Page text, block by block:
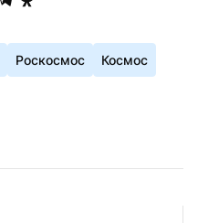
Роскосмос Космос